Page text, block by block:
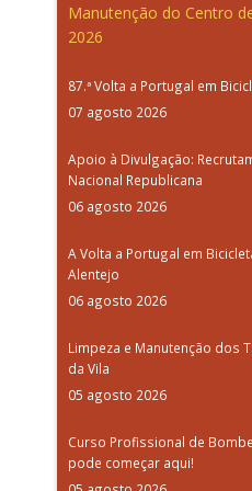
Manutenção do Centro
2026
87.ª Volta a Portugal em
07 agosto 2026
Apoio à Divulgação:
Nacional Republicana
06 agosto 2026
A Volta a Portugal em
Alentejo
06 agosto 2026
Limpeza e Manutenção dos
da Vila
05 agosto 2026
Curso Profissional de
pode começar aqui!